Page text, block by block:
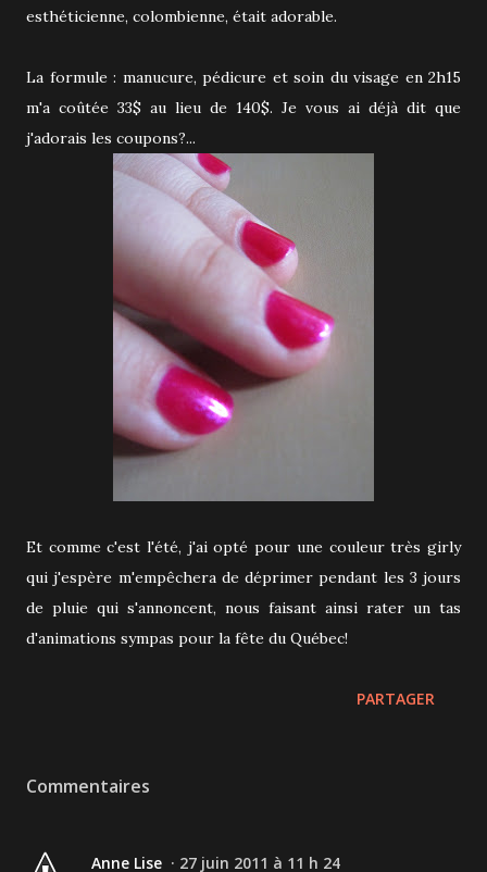
esthéticienne, colombienne, était adorable.
La formule : manucure, pédicure et soin du visage en 2h15
m'a coûtée 33$ au lieu de 140$. Je vous ai déjà dit que
j'adorais les coupons?...
Et comme c'est l'été, j'ai opté pour une couleur très girly
qui j'espère m'empêchera de déprimer pendant les 3 jours
de pluie qui s'annoncent, nous faisant ainsi rater un tas
d'animations sympas pour la fête du Québec!
PARTAGER
Commentaires
Anne Lise 27 juin 2011 à 11 h 24